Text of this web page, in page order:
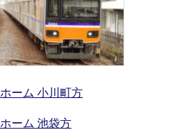
ホーム 小川町方
ホーム 池袋方